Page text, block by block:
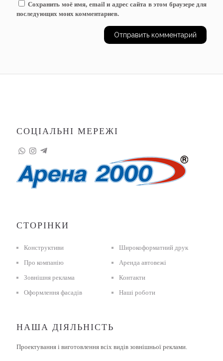
Сохранить моё имя, email и адрес сайта в этом браузере для
последующих моих комментариев.
СОЦІАЛЬНІ МЕРЕЖІ
СТОРІНКИ
Конструктиви
Про компанію
Зовнішня реклама
Оформлення фасадів
Широкоформатний друк
Аренда автовежі
Контакти
Наші роботи
НАША ДІЯЛЬНІСТЬ
Проектування і виготовлення всіх видів зовнішньої реклами.